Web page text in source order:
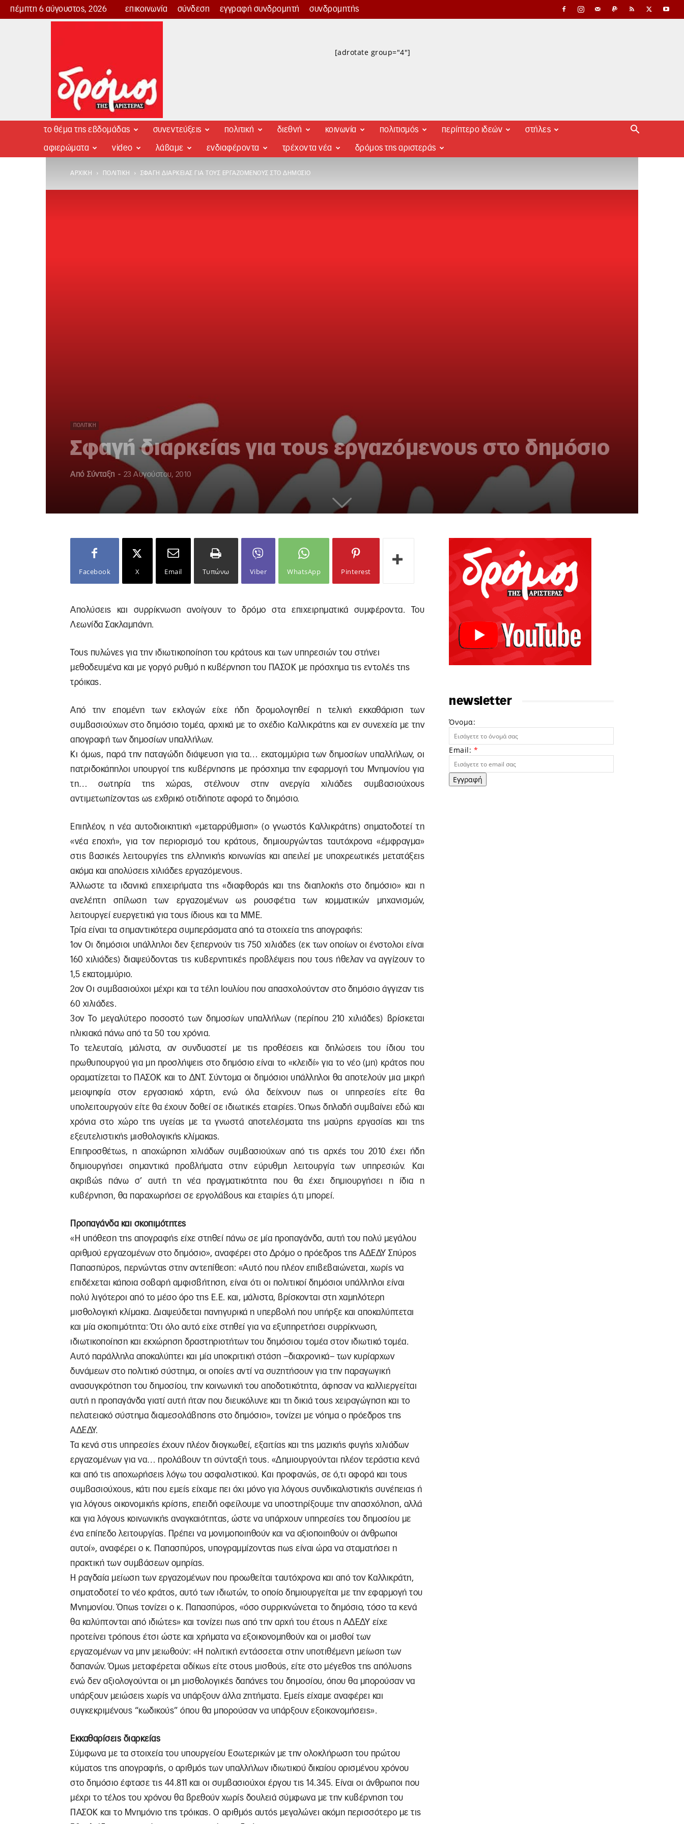
πέμπτη 6 αύγουστος, 2026 επικοινωνία σύνδεση εγγραφή συνδρομητή συνδρομητής
Δρόμος
[adrotate group="4"]
το θέμα της εβδομάδας συνεντεύξεις πολιτική διεθνή κοινωνία πολιτισμός περίπτερο ιδεών στήλες
αφιερώματα video λάβαμε ενδιαφέροντα τρέχοντα νέα δρόμος της αριστεράς
ΑΡΧΙΚΉ ΠΟΛΙΤΙΚΉ ΣΦΑΓΉ ΔΙΑΡΚΕΊΑΣ ΓΙΑ ΤΟΥΣ ΕΡΓΑΖΌΜΕΝΟΥΣ ΣΤΟ ΔΗΜΌΣΙΟ
ΠΟΛΙΤΙΚΉ
Σφαγή διαρκείας για τους εργαζόμενους στο δημόσιο
Από Σύνταξη - 23 Αυγούστου, 2010
Facebook X Email Τυπώνω Viber WhatsApp Pinterest
Απολύσεις και συρρίκνωση ανοίγουν το δρόμο στα επιχειρηματικά συμφέροντα. Του
Λεωνίδα Σακλαμπάνη.
Τους πυλώνες για την ιδιωτικοποίηση του κράτους και των υπηρεσιών του στήνει
μεθοδευμένα και με γοργό ρυθμό η κυβέρνηση του ΠΑΣΟΚ με πρόσχημα τις εντολές της
τρόικας.
Από την επομένη των εκλογών είχε ήδη δρομολογηθεί η τελική εκκαθάριση των
συμβασιούχων στο δημόσιο τομέα, αρχικά με το σχέδιο Καλλικράτης και εν συνεχεία με την
απογραφή των δημοσίων υπαλλήλων.
Κι όμως, παρά την παταγώδη διάψευση για τα… εκατομμύρια των δημοσίων υπαλλήλων, οι
πατριδοκάπηλοι υπουργοί της κυβέρνησης με πρόσχημα την εφαρμογή του Μνημονίου για
τη… σωτηρία της χώρας, στέλνουν στην ανεργία χιλιάδες συμβασιούχους
αντιμετωπίζοντας ως εχθρικό οτιδήποτε αφορά το δημόσιο.
Επιπλέον, η νέα αυτοδιοικητική «μεταρρύθμιση» (ο γνωστός Καλλικράτης) σηματοδοτεί τη
«νέα εποχή», για τον περιορισμό του κράτους, δημιουργώντας ταυτόχρονα «έμφραγμα»
στις βασικές λειτουργίες της ελληνικής κοινωνίας και απειλεί με υποχρεωτικές μετατάξεις
ακόμα και απολύσεις χιλιάδες εργαζόμενους.
Άλλωστε τα ιδανικά επιχειρήματα της «διαφθοράς και της διαπλοκής στο δημόσιο» και η
ανελέητη σπίλωση των εργαζομένων ως ρουσφέτια των κομματικών μηχανισμών,
λειτουργεί ευεργετικά για τους ίδιους και τα ΜΜΕ.
Τρία είναι τα σημαντικότερα συμπεράσματα από τα στοιχεία της απογραφής:
1ον Οι δημόσιοι υπάλληλοι δεν ξεπερνούν τις 750 χιλιάδες (εκ των οποίων οι ένστολοι είναι
160 χιλιάδες) διαψεύδοντας τις κυβερνητικές προβλέψεις που τους ήθελαν να αγγίζουν το
1,5 εκατομμύριο.
2ον Οι συμβασιούχοι μέχρι και τα τέλη Ιουλίου που απασχολούνταν στο δημόσιο άγγιζαν τις
60 χιλιάδες.
3ον Το μεγαλύτερο ποσοστό των δημοσίων υπαλλήλων (περίπου 210 χιλιάδες) βρίσκεται
ηλικιακά πάνω από τα 50 του χρόνια.
Το τελευταίο, μάλιστα, αν συνδυαστεί με τις προθέσεις και δηλώσεις του ίδιου του
πρωθυπουργού για μη προσλήψεις στο δημόσιο είναι το «κλειδί» για το νέο (μη) κράτος που
οραματίζεται το ΠΑΣΟΚ και το ΔΝΤ. Σύντομα οι δημόσιοι υπάλληλοι θα αποτελούν μια μικρή
μειοψηφία στον εργασιακό χάρτη, ενώ όλα δείχνουν πως οι υπηρεσίες είτε θα
υπολειτουργούν είτε θα έχουν δοθεί σε ιδιωτικές εταιρίες. Όπως δηλαδή συμβαίνει εδώ και
χρόνια στο χώρο της υγείας με τα γνωστά αποτελέσματα της μαύρης εργασίας και της
εξευτελιστικής μισθολογικής κλίμακας.
Επιπροσθέτως, η αποχώρηση χιλιάδων συμβασιούχων από τις αρχές του 2010 έχει ήδη
δημιουργήσει σημαντικά προβλήματα στην εύρυθμη λειτουργία των υπηρεσιών. Και
ακριβώς πάνω σ’ αυτή τη νέα πραγματικότητα που θα έχει δημιουργήσει η ίδια η
κυβέρνηση, θα παραχωρήσει σε εργολάβους και εταιρίες ό,τι μπορεί.
Προπαγάνδα και σκοπιμότητες
«Η υπόθεση της απογραφής είχε στηθεί πάνω σε μία προπαγάνδα, αυτή του πολύ μεγάλου
αριθμού εργαζομένων στο δημόσιο», αναφέρει στο Δρόμο ο πρόεδρος της ΑΔΕΔΥ Σπύρος
Παπασπύρος, περνώντας στην αντεπίθεση: «Αυτό που πλέον επιβεβαιώνεται, χωρίς να
επιδέχεται κάποια σοβαρή αμφισβήτηση, είναι ότι οι πολιτικοί δημόσιοι υπάλληλοι είναι
πολύ λιγότεροι από το μέσο όρο της Ε.Ε. και, μάλιστα, βρίσκονται στη χαμηλότερη
μισθολογική κλίμακα. Διαψεύδεται πανηγυρικά η υπερβολή που υπήρξε και αποκαλύπτεται
και μία σκοπιμότητα: Ότι όλο αυτό είχε στηθεί για να εξυπηρετήσει συρρίκνωση,
ιδιωτικοποίηση και εκχώρηση δραστηριοτήτων του δημόσιου τομέα στον ιδιωτικό τομέα.
Αυτό παράλληλα αποκαλύπτει και μία υποκριτική στάση –διαχρονικά– των κυρίαρχων
δυνάμεων στο πολιτικό σύστημα, οι οποίες αντί να συζητήσουν για την παραγωγική
ανασυγκρότηση του δημοσίου, την κοινωνική του αποδοτικότητα, άφησαν να καλλιεργείται
αυτή η προπαγάνδα γιατί αυτή ήταν που διευκόλυνε και τη δικιά τους χειραγώγηση και το
πελατειακό σύστημα διαμεσολάβησης στο δημόσιο», τονίζει με νόημα ο πρόεδρος της
ΑΔΕΔΥ.
Τα κενά στις υπηρεσίες έχουν πλέον διογκωθεί, εξαιτίας και της μαζικής φυγής χιλιάδων
εργαζομένων για να… προλάβουν τη σύνταξή τους. «Δημιουργούνται πλέον τεράστια κενά
και από τις αποχωρήσεις λόγω του ασφαλιστικού. Και προφανώς, σε ό,τι αφορά και τους
συμβασιούχους, κάτι που εμείς είχαμε πει όχι μόνο για λόγους συνδικαλιστικής συνέπειας ή
για λόγους οικονομικής κρίσης, επειδή οφείλουμε να υποστηρίξουμε την απασχόληση, αλλά
και για λόγους κοινωνικής αναγκαιότητας, ώστε να υπάρχουν υπηρεσίες του δημοσίου με
ένα επίπεδο λειτουργίας. Πρέπει να μονιμοποιηθούν και να αξιοποιηθούν οι άνθρωποι
αυτοί», αναφέρει ο κ. Παπασπύρος, υπογραμμίζοντας πως είναι ώρα να σταματήσει η
πρακτική των συμβάσεων ομηρίας.
Η ραγδαία μείωση των εργαζομένων που προωθείται ταυτόχρονα και από τον Καλλικράτη,
σηματοδοτεί το νέο κράτος, αυτό των ιδιωτών, το οποίο δημιουργείται με την εφαρμογή του
Μνημονίου. Όπως τονίζει ο κ. Παπασπύρος, «όσο συρρικνώνεται το δημόσιο, τόσο τα κενά
θα καλύπτονται από ιδιώτες» και τονίζει πως από την αρχή του έτους η ΑΔΕΔΥ είχε
προτείνει τρόπους έτσι ώστε και χρήματα να εξοικονομηθούν και οι μισθοί των
εργαζομένων να μην μειωθούν: «Η πολιτική εντάσσεται στην υποτιθέμενη μείωση των
δαπανών. Όμως μεταφέρεται αδίκως είτε στους μισθούς, είτε στο μέγεθος της απόλυσης
ενώ δεν αξιολογούνται οι μη μισθολογικές δαπάνες του δημοσίου, όπου θα μπορούσαν να
υπάρξουν μειώσεις χωρίς να υπάρξουν άλλα ζητήματα. Εμείς είχαμε αναφέρει και
συγκεκριμένους “κωδικούς” όπου θα μπορούσαν να υπάρξουν εξοικονομήσεις».
Εκκαθαρίσεις διαρκείας
Σύμφωνα με τα στοιχεία του υπουργείου Εσωτερικών με την ολοκλήρωση του πρώτου
κύματος της απογραφής, ο αριθμός των υπαλλήλων ιδιωτικού δικαίου ορισμένου χρόνου
στο δημόσιο έφτασε τις 44.811 και οι συμβασιούχοι έργου τις 14.345. Είναι οι άνθρωποι που
μέχρι το τέλος του χρόνου θα βρεθούν χωρίς δουλειά σύμφωνα με την κυβέρνηση του
ΠΑΣΟΚ και το Μνημόνιο της τρόικας. Ο αριθμός αυτός μεγαλώνει ακόμη περισσότερο με τις
newsletter
Όνομα:
Email: *
Εγγραφή